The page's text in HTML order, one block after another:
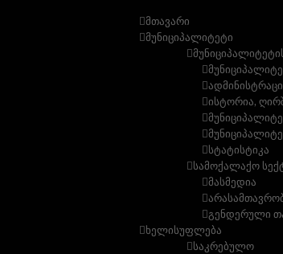
მთავარი
მუნიციპალიტეტი
ისტორია,
სტატისტიკა
სამოქალაქო
მასმედია
გენდერული
ხელისუფლება
საკრებულო